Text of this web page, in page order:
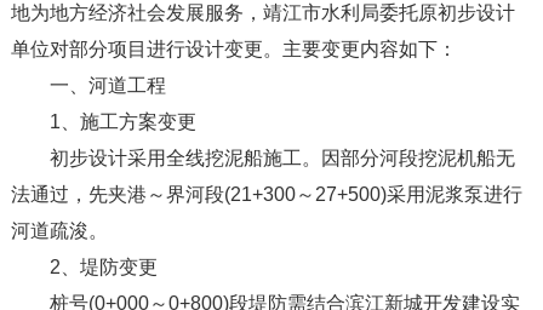
地为地方经济社会发展服务，靖江市水利局委托原初步设计
单位对部分项目进行设计变更。主要变更内容如下：
一、河道工程
1、施工方案变更
初步设计采用全线挖泥船施工。因部分河段挖泥机船无
法通过，先夹港～界河段(21+300～27+500)采用泥浆泵进行
河道疏浚。
2、堤防变更
桩号(0+000～0+800)段堤防需结合滨江新城开发建设实